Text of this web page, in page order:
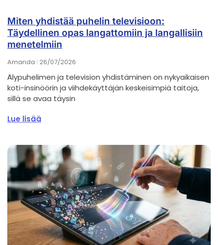
Miten yhdistää puhelin televisioon:
Täydellinen opas langattomiin ja langallisiin
menetelmiin
Amanda 26/07/2026
Älypuhelimen ja television yhdistäminen on nykyaikaisen
koti-insinöörin ja viihdekäyttäjän keskeisimpiä taitoja,
sillä se avaa täysin
Lue lisää